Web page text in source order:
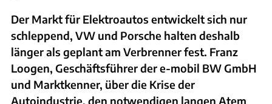
Der Markt für Elektroautos entwickelt sich nur
schleppend, VW und Porsche halten deshalb
länger als geplant am Verbrenner fest. Franz
Loogen, Geschäftsführer der e-mobil BW GmbH
und Marktkenner, über die Krise der
Autoindustrie, den notwendigen langen Atem